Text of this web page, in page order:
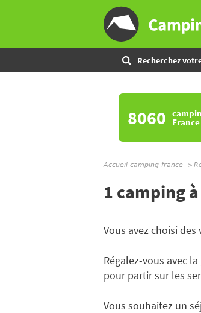
Recherchez
8060 France
Accueil camping france
1 camping
Vous avez choisi
Régalez-vous avec
pour partir sur les
Vous souhaitez un